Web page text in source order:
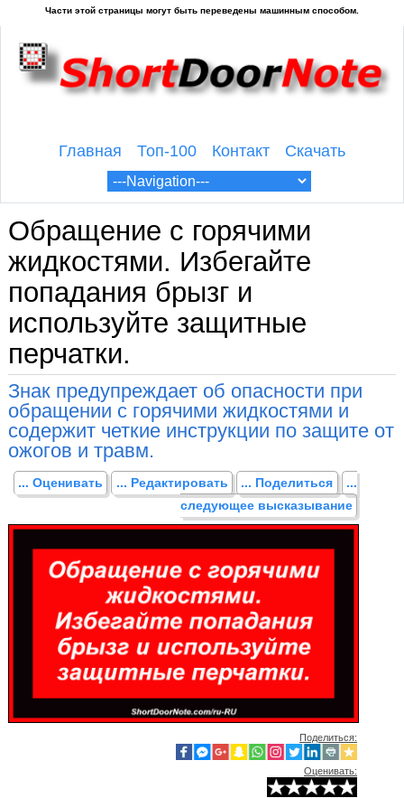
Главная Топ-100 Контакт Скачать
Обращение с горячими
жидкостями. Избегайте
попадания брызг и
используйте защитные
перчатки.
Знак предупреждает об опасности при
обращении с горячими жидкостями и
содержит четкие инструкции по защите от
ожогов и травм.
... Оценивать ... Редактировать ... Поделиться
...
следующее высказывание
Поделиться:
Оценивать: